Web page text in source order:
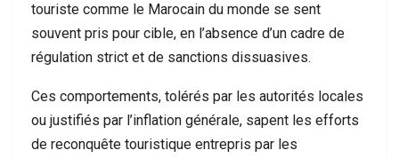
touriste comme le Marocain du monde se sent
souvent pris pour cible, en l’absence d’un cadre de
régulation strict et de sanctions dissuasives.
Ces comportements, tolérés par les autorités locales
ou justifiés par l’inflation générale, sapent les efforts
de reconquête touristique entrepris par les